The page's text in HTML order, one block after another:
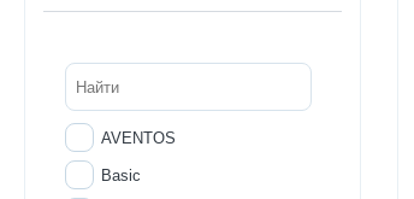
AVENTOS
Basic